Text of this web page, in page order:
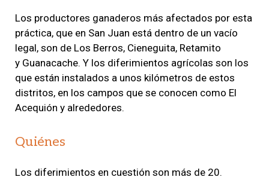
Los productores ganaderos más afectados por esta
práctica, que en San Juan está dentro de un vacío
legal, son de Los Berros, Cieneguita, Retamito
y Guanacache. Y los diferimientos agrícolas son los
que están instalados a unos kilómetros de estos
distritos, en los campos que se conocen como El
Acequión y alrededores.
Quiénes
Los diferimientos en cuestión son más de 20.